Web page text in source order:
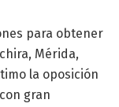
para obtener
Mérida,
la oposición
gran